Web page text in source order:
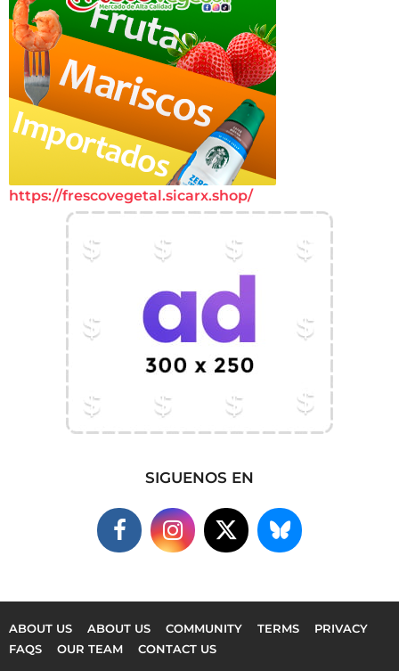
https://frescovegetal.sicarx.shop/
SIGUENOS EN
ABOUT US ABOUT US COMMUNITY TERMS
PRIVACY
FAQS
OUR TEAM CONTACT US